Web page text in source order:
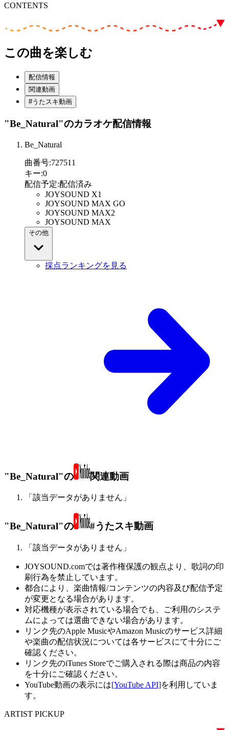
CONTENTS
この曲を楽しむ
配信情報
関連動画
#うたスキ動画
"Be_Natural"のカラオケ配信情報
Be_Natural
曲番号:727511
キー:0
配信予定:配信済み
JOYSOUND X1
JOYSOUND MAX GO
JOYSOUND MAX2
JOYSOUND MAX
その他
採点ランキングを見る
"Be_Natural"の 関連動画
「該当データがありません」
"Be_Natural"の #うたスキ動画
「該当データがありません」
JOYSOUND.comでは著作権保護の観点より、歌詞の印
刷行為を禁止しています。
都合により、楽曲情報/コンテンツの内容及び配信予定
が変更となる場合があります。
対応機種が表示されている場合でも、ご利用のシステ
ムによっては選曲できない場合があります。
リンク先のApple MusicやAmazon Musicのサービス詳細
や楽曲の配信状況については各サービスにて十分にご
確認ください。
リンク先のiTunes Storeでご購入される際は商品の内容
を十分にご確認ください。
YouTube動画の表示には[YouTube API]を利用していま
す。
ARTIST PICKUP